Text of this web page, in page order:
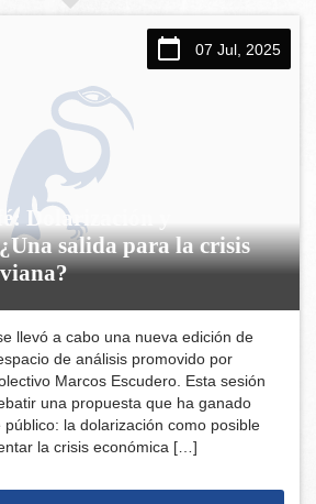
07 Jul, 2025
Dolarización y
salida para la crisis
llevó a cabo una nueva edición de
de análisis promovido por
Marcos Escudero. Esta sesión
una propuesta que ha ganado
la dolarización como posible
la crisis económica […]